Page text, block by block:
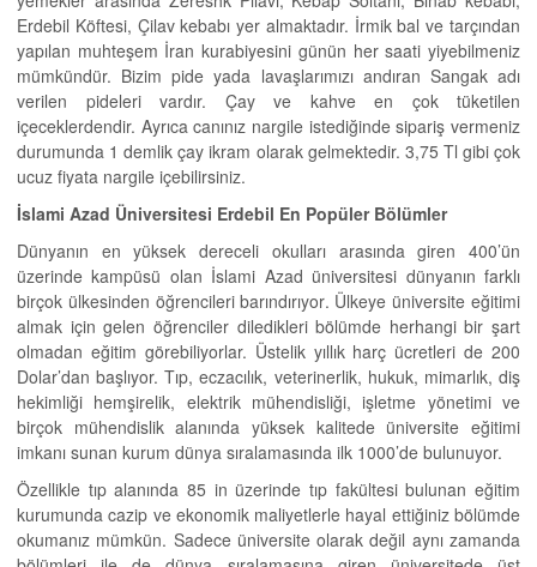
Erdebil Köftesi, Çilav kebabı yer almaktadır. İrmik bal ve tarçından
yapılan muhteşem İran kurabiyesini günün her saati yiyebilmeniz
mümkündür. Bizim pide yada lavaşlarımızı andıran Sangak adı
verilen pideleri vardır. Çay ve kahve en çok tüketilen
içeceklerdendir. Ayrıca canınız nargile istediğinde sipariş vermeniz
durumunda 1 demlik çay ikram olarak gelmektedir. 3,75 Tl gibi çok
ucuz fiyata nargile içebilirsiniz.
İslami Azad Üniversitesi Erdebil En Popüler Bölümler
Dünyanın en yüksek dereceli okulları arasında giren 400’ün
üzerinde kampüsü olan İslami Azad üniversitesi dünyanın farklı
birçok ülkesinden öğrencileri barındırıyor. Ülkeye üniversite eğitimi
almak için gelen öğrenciler diledikleri bölümde herhangi bir şart
olmadan eğitim görebiliyorlar. Üstelik yıllık harç ücretleri de 200
Dolar’dan başlıyor. Tıp, eczacılık, veterinerlik, hukuk, mimarlık, diş
hekimliği hemşirelik, elektrik mühendisliği, işletme yönetimi ve
birçok mühendislik alanında yüksek kalitede üniversite eğitimi
imkanı sunan kurum dünya sıralamasında ilk 1000’de bulunuyor.
Özellikle tıp alanında 85 in üzerinde tıp fakültesi bulunan eğitim
kurumunda cazip ve ekonomik maliyetlerle hayal ettiğiniz bölümde
okumanız mümkün. Sadece üniversite olarak değil aynı zamanda